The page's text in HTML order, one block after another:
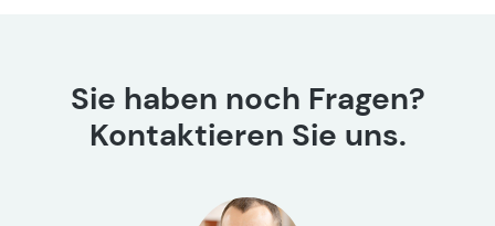
Sie haben noch Fragen?
Kontaktieren Sie uns.